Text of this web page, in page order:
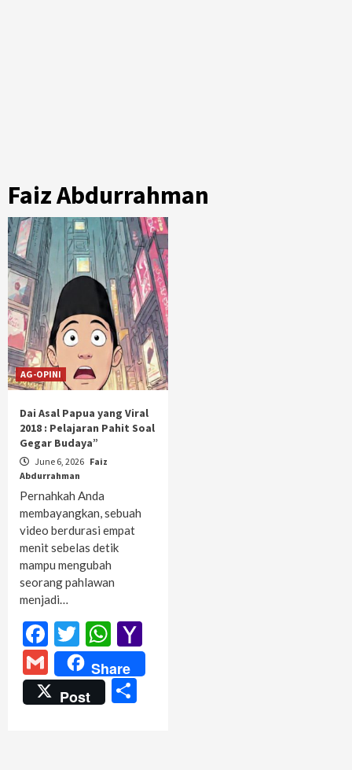
Faiz Abdurrahman
AG-OPINI
Dai Asal Papua yang Viral
2018 : Pelajaran Pahit Soal
Gegar Budaya”
June 6, 2026 Faiz
Abdurrahman
Pernahkah Anda
membayangkan, sebuah
video berdurasi empat
menit sebelas detik
mampu mengubah
seorang pahlawan
menjadi…
Facebook
TwitterWhatsApp
Mail
GmailShare
Post